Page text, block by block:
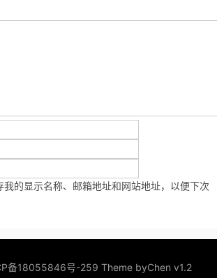
我的显示名称、邮箱地址和网站地址，以便下次
备18055846号-259 Theme byChen v1.2